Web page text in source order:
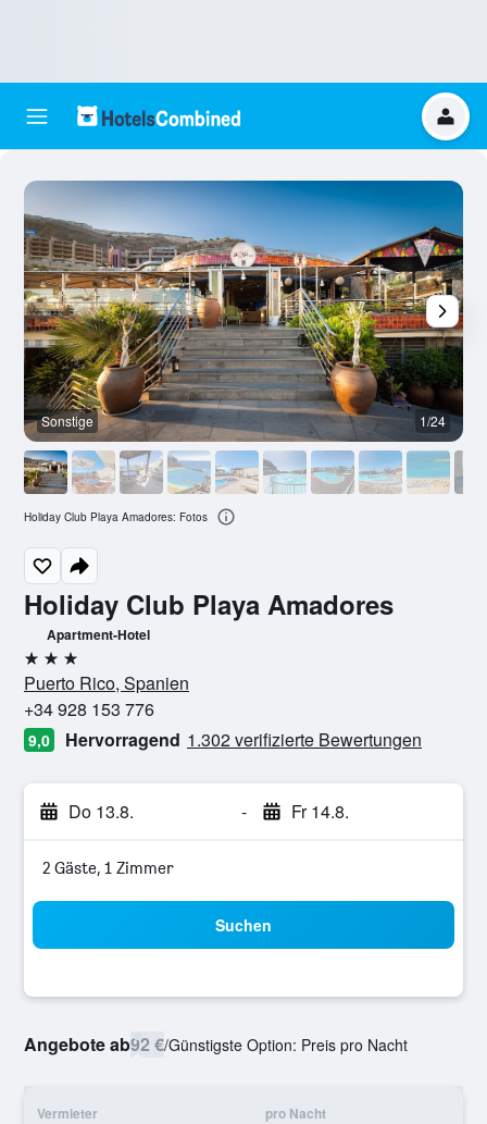
Holiday Club Playa Amadores
Apartment-Hotel
3 Sterne
Puerto Rico, Spanien
+34 928 153 776
9,0 Hervorragend 1.302 verifizierte Bewertungen
Do 13.8. - Fr 14.8.
2 Gäste, 1 Zimmer
Suchen
Angebote ab92 €/Günstigste Option: Preis pro Nacht
Vermieter pro Nacht
Sonstige 1/24
Holiday Club Playa Amadores: Fotos